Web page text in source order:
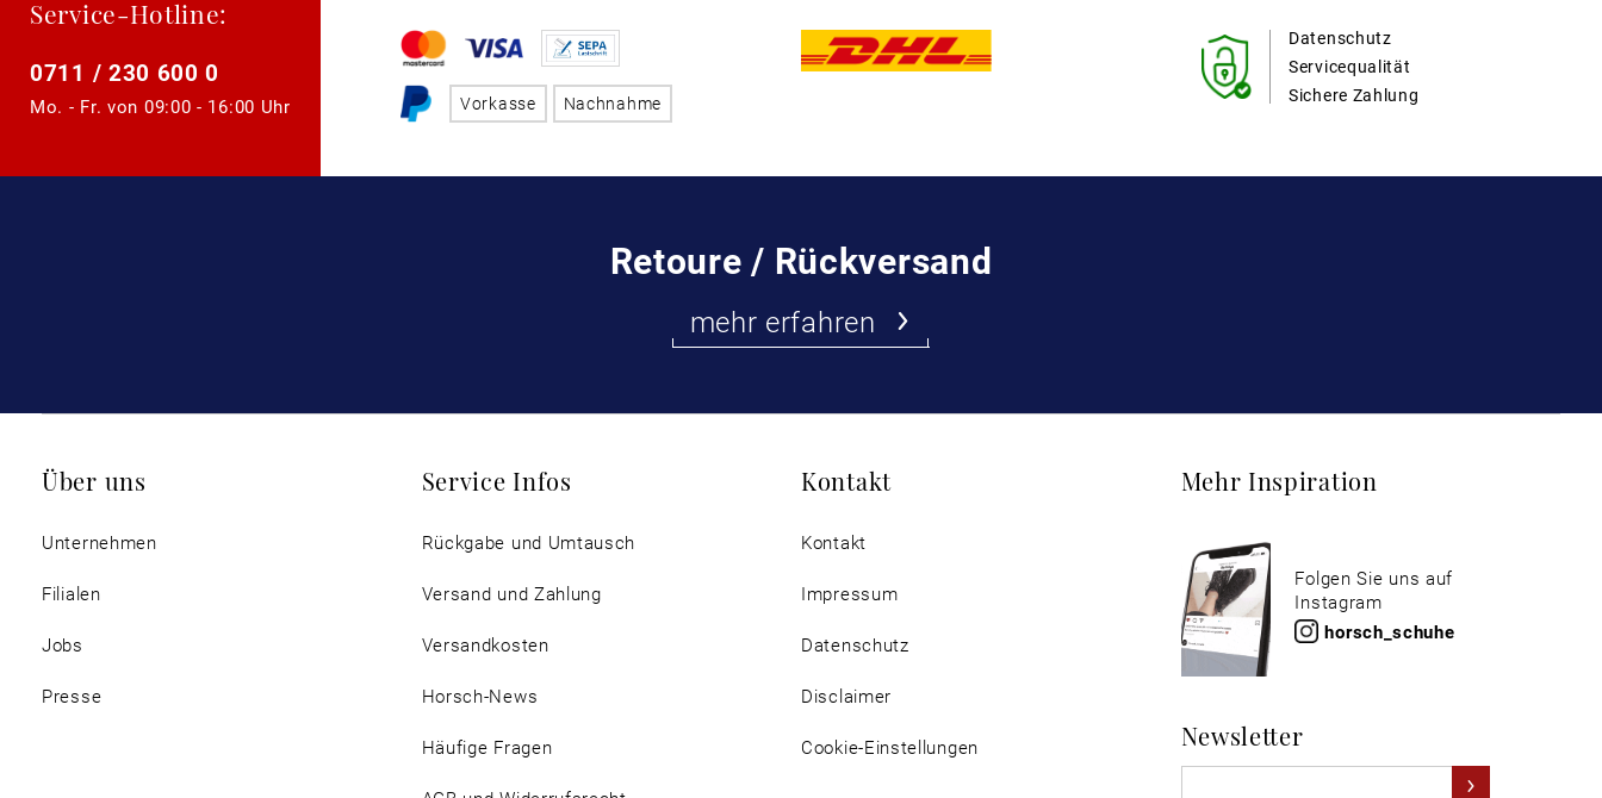
Retoure / Rückversand
mehr erfahren
Service-Hotline:
0711 / 230 600 0
Mo. - Fr. von 09:00 - 16:00 Uhr Vorkasse Nachnahme
Datenschutz
Sichere Zahlung
Servicequalität
Über uns
Unternehmen
Filialen
Jobs
Presse
Service Infos
Rückgabe und Umtausch
Versand und Zahlung
Versandkosten
Horsch-News
Häufige Fragen
Kontakt
Kontakt
Impressum
Datenschutz
Disclaimer
Cookie-Einstellungen
Mehr Inspiration
Folgen Sie uns auf
Instagram
horsch_schuhe
Newsletter